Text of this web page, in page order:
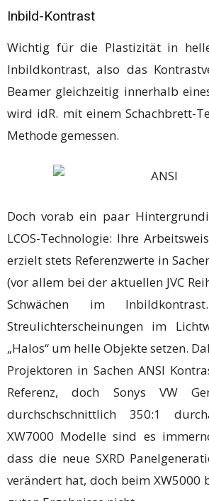
Inbild-Kontrast
Wichtig für die Plastizität in
Inbildkontrast, also das
Beamer gleichzeitig innerhalb
wird idR. mit einem Schachbrett-
Methode gemessen.
Doch vorab ein paar
LCOS-Technologie: Ihre
erzielt stets Referenzwerte in
(vor allem bei der aktuellen JVC
Schwächen im
Streulichterscheinungen im
„Halos“ um helle Objekte setzen.
Projektoren in Sachen ANSI
Referenz, doch Sonys VW
durchschschnittlich 350:1
XW7000 Modelle sind es
dass die neue SXRD
verändert hat, doch beim XW5000